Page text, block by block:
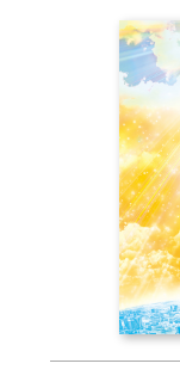
絵本
雑誌
CD
DVD
雑貨